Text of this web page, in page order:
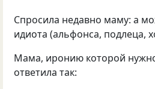
Спросила недавно маму: а
идиота (альфонса, подлеца,
Мама, иронию которой
ответила так: